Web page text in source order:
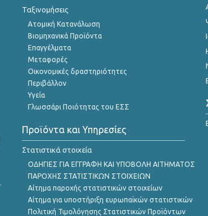
Ταξινομήσεις
Ατομική Κατανάλωση
Βιομηχανικά Προϊόντα
Επαγγέλματα
Μεταφορές
Οικονομικές δραστηριότητες
Περιβάλλον
Υγεία
Γλωσσάρι Ποιότητας του ΕΣΣ
Προϊόντα και Υπηρεσίες
Στατιστικά στοιχεία
ΟΔΗΓΙΕΣ ΓΙΑ ΕΓΓΡΑΦΗ ΚΑΙ ΥΠΟΒΟΛΗ ΑΙΤΗΜΑΤΟΣ
ΠΑΡΟΧΗΣ ΣΤΑΤΙΣΤΙΚΩΝ ΣΤΟΙΧΕΙΩΝ
Αίτημα παροχής στατιστικών στοιχείων
Αίτημα για υποστήριξη ευρωπαϊκών στατιστικών
Πολιτική Τιμολόγησης Στατιστικών Προϊόντων